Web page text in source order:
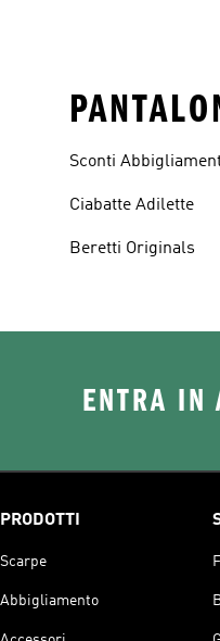
Sconti
Ciabatte Adilette
Beretti Originals
ENTRA IN
PRODOTTI
Scarpe
Abbigliamento